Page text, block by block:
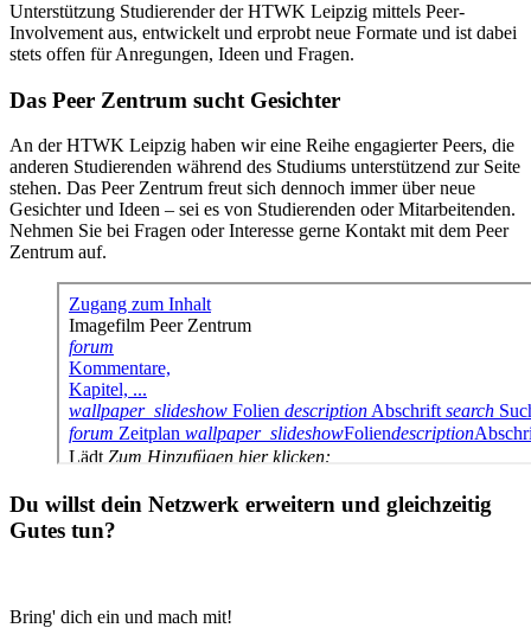
Unterstützung Studierender der HTWK Leipzig mittels Peer-
Involvement aus, entwickelt und erprobt neue Formate und ist dabei
stets offen für Anregungen, Ideen und Fragen.
Das Peer Zentrum sucht Gesichter
An der HTWK Leipzig haben wir eine Reihe engagierter Peers, die
anderen Studierenden während des Studiums unterstützend zur Seite
stehen. Das Peer Zentrum freut sich dennoch immer über neue
Gesichter und Ideen – sei es von Studierenden oder Mitarbeitenden.
Nehmen Sie bei Fragen oder Interesse gerne Kontakt mit dem Peer
Zentrum auf.
Du willst dein Netzwerk erweitern und gleichzeitig
Gutes tun?
Bring' dich ein und mach mit!